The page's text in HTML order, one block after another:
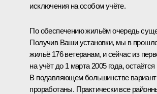
исключения на особом учёте.
По обеспечению жильём очередь
Получив Ваши установки, мы в
жильё 176 ветеранам, и сейчас из
на учёт до 1 марта 2005 года,
В подавляющем большинстве
проработаны. Практически все